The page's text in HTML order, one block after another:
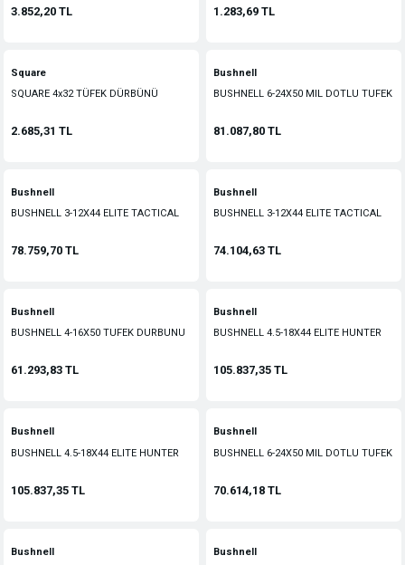
3.852,20 TL 1.283,69 TL
Square
SQUARE 4x32 TÜFEK DÜRBÜNÜ
2.685,31 TL
Bushnell
BUSHNELL 6-24X50 MIL DOTLU TUFEK
81.087,80 TL
Bushnell
BUSHNELL 3-12X44 ELITE TACTICAL
78.759,70 TL
Bushnell
BUSHNELL 3-12X44 ELITE TACTICAL
74.104,63 TL
Bushnell
BUSHNELL 4-16X50 TUFEK DURBUNU
61.293,83 TL
Bushnell
BUSHNELL 4.5-18X44 ELITE HUNTER
105.837,35 TL
Bushnell
BUSHNELL 4.5-18X44 ELITE HUNTER
105.837,35 TL
Bushnell
BUSHNELL 6-24X50 MIL DOTLU TUFEK
70.614,18 TL
Bushnell
Bushnell